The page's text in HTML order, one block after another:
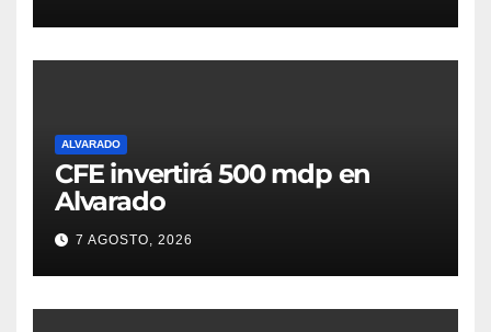
ALVARADO
CFE invertirá 500 mdp en
Alvarado
7 AGOSTO, 2026